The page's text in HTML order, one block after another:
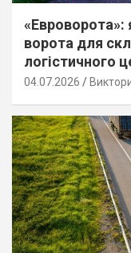
«Евроворота»:
ворота для
логістичного
04.07.2026